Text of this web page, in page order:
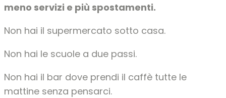
meno servizi e più spostamenti.
Non hai il supermercato sotto casa.
Non hai le scuole a due passi.
Non hai il bar dove prendi il caffè tutte le
mattine senza pensarci.